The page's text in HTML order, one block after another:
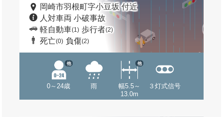
岡崎市羽根町字小豆坂 付近
人対車両 小破事故
軽自動車(1) 歩行者(2)
死亡(0) 負傷(2)
0～24歳
他
雨
幅5.5～
13.0m
他
３灯式信号